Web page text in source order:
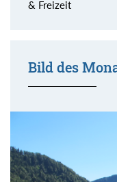
& Freizeit
Bild des